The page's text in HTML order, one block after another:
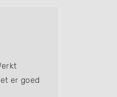
er goed